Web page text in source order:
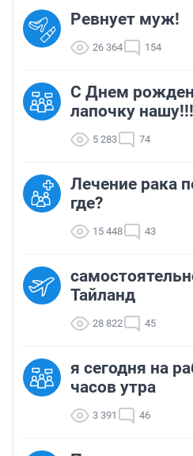
Ревнует муж!
26 364 154
С Днем
лапочку нашу!!!
5 283 74
Лечение рака
где?
15 448 43
Тайланд
28 822 45
я сегодня на
часов утра
3 391 46